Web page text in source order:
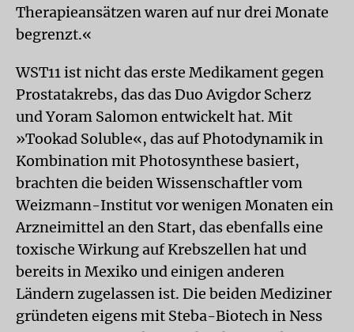
Therapieansätzen waren auf nur drei Monate
begrenzt.«
WST11 ist nicht das erste Medikament gegen
Prostatakrebs, das das Duo Avigdor Scherz
und Yoram Salomon entwickelt hat. Mit
»Tookad Soluble«, das auf Photodynamik in
Kombination mit Photosynthese basiert,
brachten die beiden Wissenschaftler vom
Weizmann-Institut vor wenigen Monaten ein
Arzneimittel an den Start, das ebenfalls eine
toxische Wirkung auf Krebszellen hat und
bereits in Mexiko und einigen anderen
Ländern zugelassen ist. Die beiden Mediziner
gründeten eigens mit Steba-Biotech in Ness